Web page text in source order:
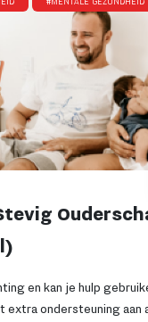
en kan je hulp
extra ondersteuning aan